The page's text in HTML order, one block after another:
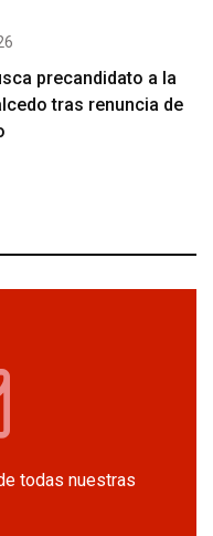
precandidato a la
tras renuncia de
todas nuestras